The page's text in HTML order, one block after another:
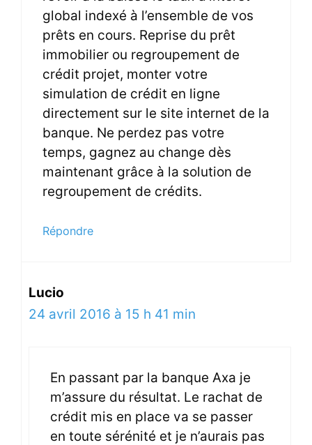
global indexé à l’ensemble de vos
prêts en cours. Reprise du prêt
immobilier ou regroupement de
crédit projet, monter votre
simulation de crédit en ligne
directement sur le site internet de la
banque. Ne perdez pas votre
temps, gagnez au change dès
maintenant grâce à la solution de
regroupement de crédits.
Répondre
Lucio
24 avril 2016 à 15 h 41 min
En passant par la banque Axa je
m’assure du résultat. Le rachat de
crédit mis en place va se passer
en toute sérénité et je n’aurais pas